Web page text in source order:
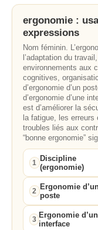
ergonomie :
expressions
Nom féminin.
l’adaptation du
environnements aux
cognitives,
d’ergonomie d’un
d’ergonomie d’une
est d’améliorer la
la fatigue, les
troubles liés aux
“bonne ergonomie”
1 Discipline
(ergonomie)
2 Ergonomie
poste
3 Ergonomie
interface